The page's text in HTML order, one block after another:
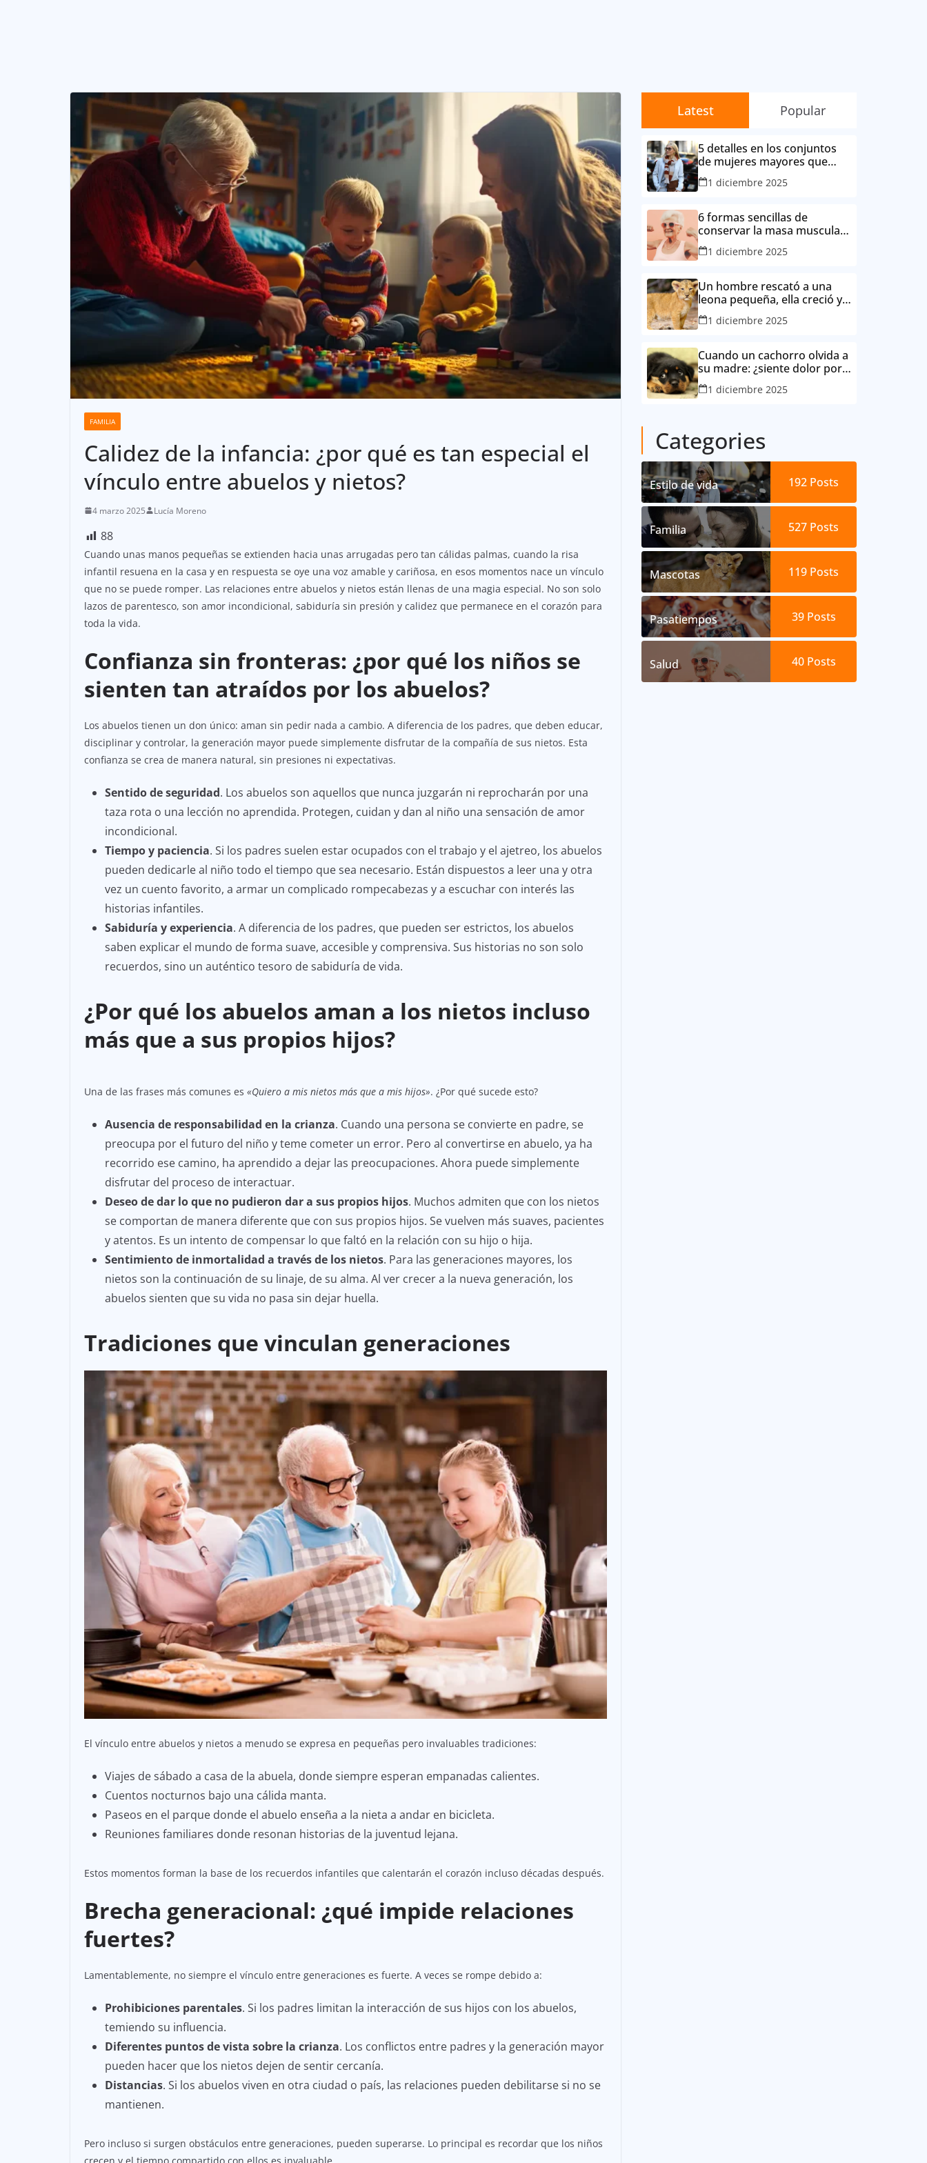
FAMILIA
Calidez de la infancia: ¿por qué es tan especial el
vínculo entre abuelos y nietos?
4 marzo 2025 Lucía Moreno
88
Cuando unas manos pequeñas se extienden hacia unas arrugadas pero tan cálidas palmas, cuando la risa
infantil resuena en la casa y en respuesta se oye una voz amable y cariñosa, en esos momentos nace un vínculo
que no se puede romper. Las relaciones entre abuelos y nietos están llenas de una magia especial. No son solo
lazos de parentesco, son amor incondicional, sabiduría sin presión y calidez que permanece en el corazón para
toda la vida.
Confianza sin fronteras: ¿por qué los niños se
sienten tan atraídos por los abuelos?
Los abuelos tienen un don único: aman sin pedir nada a cambio. A diferencia de los padres, que deben educar,
disciplinar y controlar, la generación mayor puede simplemente disfrutar de la compañía de sus nietos. Esta
confianza se crea de manera natural, sin presiones ni expectativas.
Sentido de seguridad. Los abuelos son aquellos que nunca juzgarán ni reprocharán por una
taza rota o una lección no aprendida. Protegen, cuidan y dan al niño una sensación de amor
incondicional.
Tiempo y paciencia. Si los padres suelen estar ocupados con el trabajo y el ajetreo, los abuelos
pueden dedicarle al niño todo el tiempo que sea necesario. Están dispuestos a leer una y otra
vez un cuento favorito, a armar un complicado rompecabezas y a escuchar con interés las
historias infantiles.
Sabiduría y experiencia. A diferencia de los padres, que pueden ser estrictos, los abuelos
saben explicar el mundo de forma suave, accesible y comprensiva. Sus historias no son solo
recuerdos, sino un auténtico tesoro de sabiduría de vida.
¿Por qué los abuelos aman a los nietos incluso
más que a sus propios hijos?
Una de las frases más comunes es «Quiero a mis nietos más que a mis hijos». ¿Por qué sucede esto?
Ausencia de responsabilidad en la crianza. Cuando una persona se convierte en padre, se
preocupa por el futuro del niño y teme cometer un error. Pero al convertirse en abuelo, ya ha
recorrido ese camino, ha aprendido a dejar las preocupaciones. Ahora puede simplemente
disfrutar del proceso de interactuar.
Deseo de dar lo que no pudieron dar a sus propios hijos. Muchos admiten que con los nietos
se comportan de manera diferente que con sus propios hijos. Se vuelven más suaves, pacientes
y atentos. Es un intento de compensar lo que faltó en la relación con su hijo o hija.
Sentimiento de inmortalidad a través de los nietos. Para las generaciones mayores, los
nietos son la continuación de su linaje, de su alma. Al ver crecer a la nueva generación, los
abuelos sienten que su vida no pasa sin dejar huella.
Tradiciones que vinculan generaciones
El vínculo entre abuelos y nietos a menudo se expresa en pequeñas pero invaluables tradiciones:
Viajes de sábado a casa de la abuela, donde siempre esperan empanadas calientes.
Cuentos nocturnos bajo una cálida manta.
Paseos en el parque donde el abuelo enseña a la nieta a andar en bicicleta.
Reuniones familiares donde resonan historias de la juventud lejana.
Estos momentos forman la base de los recuerdos infantiles que calentarán el corazón incluso décadas después.
Brecha generacional: ¿qué impide relaciones
fuertes?
Lamentablemente, no siempre el vínculo entre generaciones es fuerte. A veces se rompe debido a:
Prohibiciones parentales. Si los padres limitan la interacción de sus hijos con los abuelos,
temiendo su influencia.
Diferentes puntos de vista sobre la crianza. Los conflictos entre padres y la generación mayor
pueden hacer que los nietos dejen de sentir cercanía.
Distancias. Si los abuelos viven en otra ciudad o país, las relaciones pueden debilitarse si no se
mantienen.
Pero incluso si surgen obstáculos entre generaciones, pueden superarse. Lo principal es recordar que los niños
Latest Popular
5 detalles en los conjuntos
de mujeres mayores que
irritan a sus
contemporáneas.
1 diciembre 2025
6 formas sencillas de
conservar la masa muscular
y evitar la degradación
corporal por la edad
1 diciembre 2025
Un hombre rescató a una
leona pequeña, ella creció y
lo consideró su mejor amigo
1 diciembre 2025
Cuando un cachorro olvida a
su madre: ¿siente dolor por
la separación?
1 diciembre 2025
Categories
Estilo de vida 192 Posts
Familia 527 Posts
Mascotas 119 Posts
Pasatiempos 39 Posts
Salud 40 Posts